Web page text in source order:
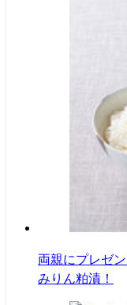
両親にプレゼ
みりん粕漬！